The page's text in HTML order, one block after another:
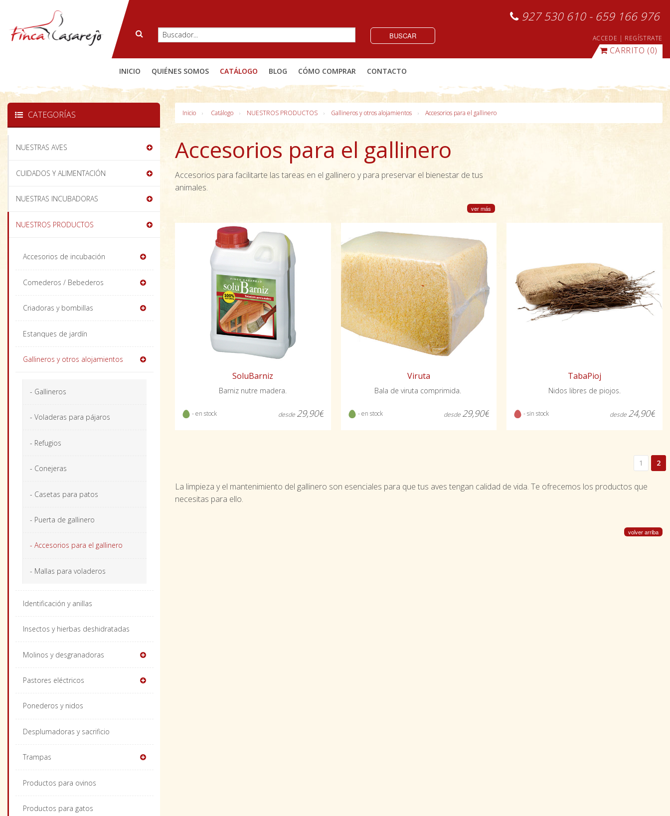
927 530 610 - 659 166 976
BUSCAR ACCEDE | REGÍSTRATE
CARRITO (0)
INICIO QUIÉNES SOMOS CATÁLOGO BLOG CÓMO COMPRAR CONTACTO
Inicio Catálogo NUESTROS PRODUCTOS Gallineros y otros alojamientos Accesorios para el gallinero
Accesorios para el gallinero
Accesorios para facilitarte las tareas en el gallinero y para preservar el bienestar de tus
animales.
ver más
SoluBarniz
Barniz nutre madera.
- en stock desde 29,90€
Viruta
Bala de viruta comprimida.
- en stock desde 29,90€
TabaPioj
Nidos libres de piojos.
- sin stock desde 24,90€
1 2
La limpieza y el mantenimiento del gallinero son esenciales para que tus aves tengan calidad de vida. Te ofrecemos los productos que
necesitas para ello.
volver arriba
CATEGORÍAS
NUESTRAS AVES
CUIDADOS Y ALIMENTACIÓN
NUESTRAS INCUBADORAS
NUESTROS PRODUCTOS
Accesorios de incubación
Comederos / Bebederos
Criadoras y bombillas
Estanques de jardín
Gallineros y otros alojamientos
- Gallineros
- Voladeras para pájaros
- Refugios
- Conejeras
- Casetas para patos
- Puerta de gallinero
- Accesorios para el gallinero
- Mallas para voladeros
Identificación y anillas
Insectos y hierbas deshidratadas
Molinos y desgranadoras
Pastores eléctricos
Ponederos y nidos
Desplumadoras y sacrificio
Trampas
Productos para ovinos
Productos para gatos